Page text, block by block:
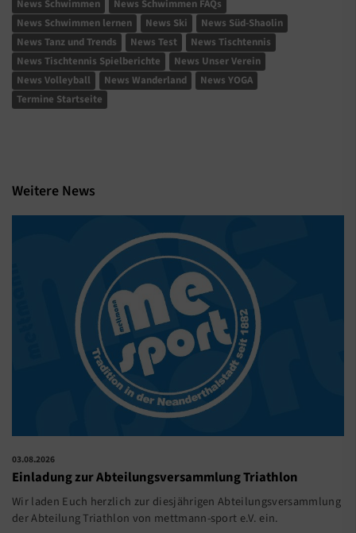
News Schwimmen
News Schwimmen FAQs
News Schwimmen lernen
News Ski
News Süd-Shaolin
News Tanz und Trends
News Test
News Tischtennis
News Tischtennis Spielberichte
News Unser Verein
News Volleyball
News Wanderland
News YOGA
Termine Startseite
Weitere News
03.08.2026
Einladung zur Abteilungsversammlung Triathlon
Wir laden Euch herzlich zur diesjährigen Abteilungsversammlung
der Abteilung Triathlon von mettmann-sport e.V. ein.